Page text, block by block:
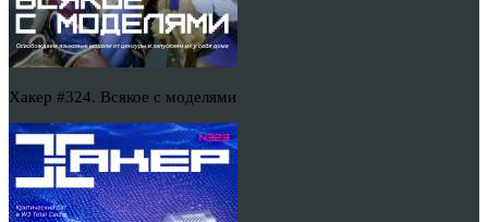
Хакер #324. Всякое с моделями